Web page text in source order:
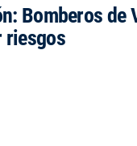
Bomberos de
riesgos